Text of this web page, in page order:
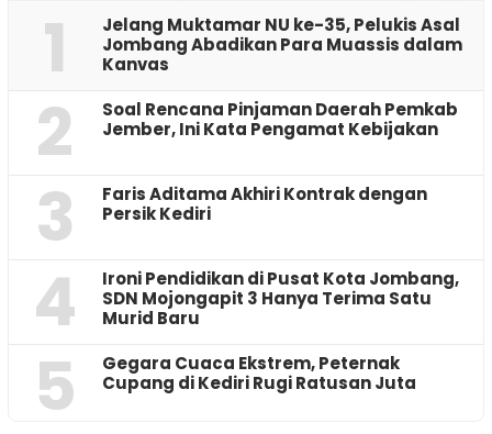
1
Jelang Muktamar NU ke-35, Pelukis Asal
Jombang Abadikan Para Muassis dalam
Kanvas
2
‎Soal Rencana Pinjaman Daerah Pemkab
Jember, Ini Kata Pengamat Kebijakan ‎
3
Faris Aditama Akhiri Kontrak dengan
Persik Kediri
4
Ironi Pendidikan di Pusat Kota Jombang,
SDN Mojongapit 3 Hanya Terima Satu
Murid Baru
5
‎Gegara Cuaca Ekstrem, Peternak
Cupang di Kediri Rugi Ratusan Juta